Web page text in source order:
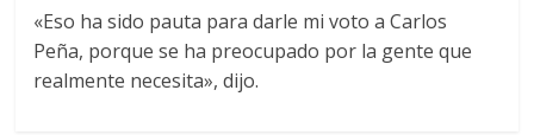
«Eso ha sido pauta para darle mi voto a Carlos
Peña, porque se ha preocupado por la gente que
realmente necesita», dijo.